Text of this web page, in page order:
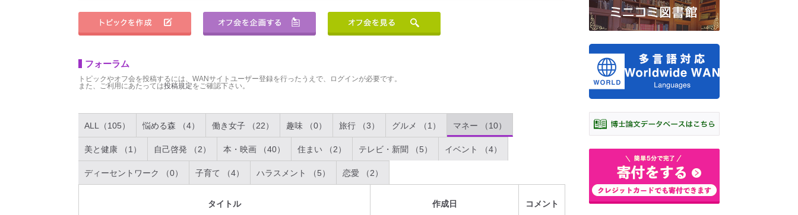
フォーラム
トピックやオフ会を投稿するには、WANサイトユーザー登録を行ったうえで、ログインが必要です。
また、ご利用にあたっては投稿規定をご確認下さい。
ALL（105） 悩める森 （4） 働き女子 （22） 趣味 （0） 旅行 （3） グルメ （1） マネー （10）
美と健康 （1） 自己啓発 （2） 本・映画 （40） 住まい （2） テレビ・新聞 （5） イベント （4）
ディーセントワーク （0） 子育て （4） ハラスメント （5） 恋愛 （2）
タイトル 作成日 コメント